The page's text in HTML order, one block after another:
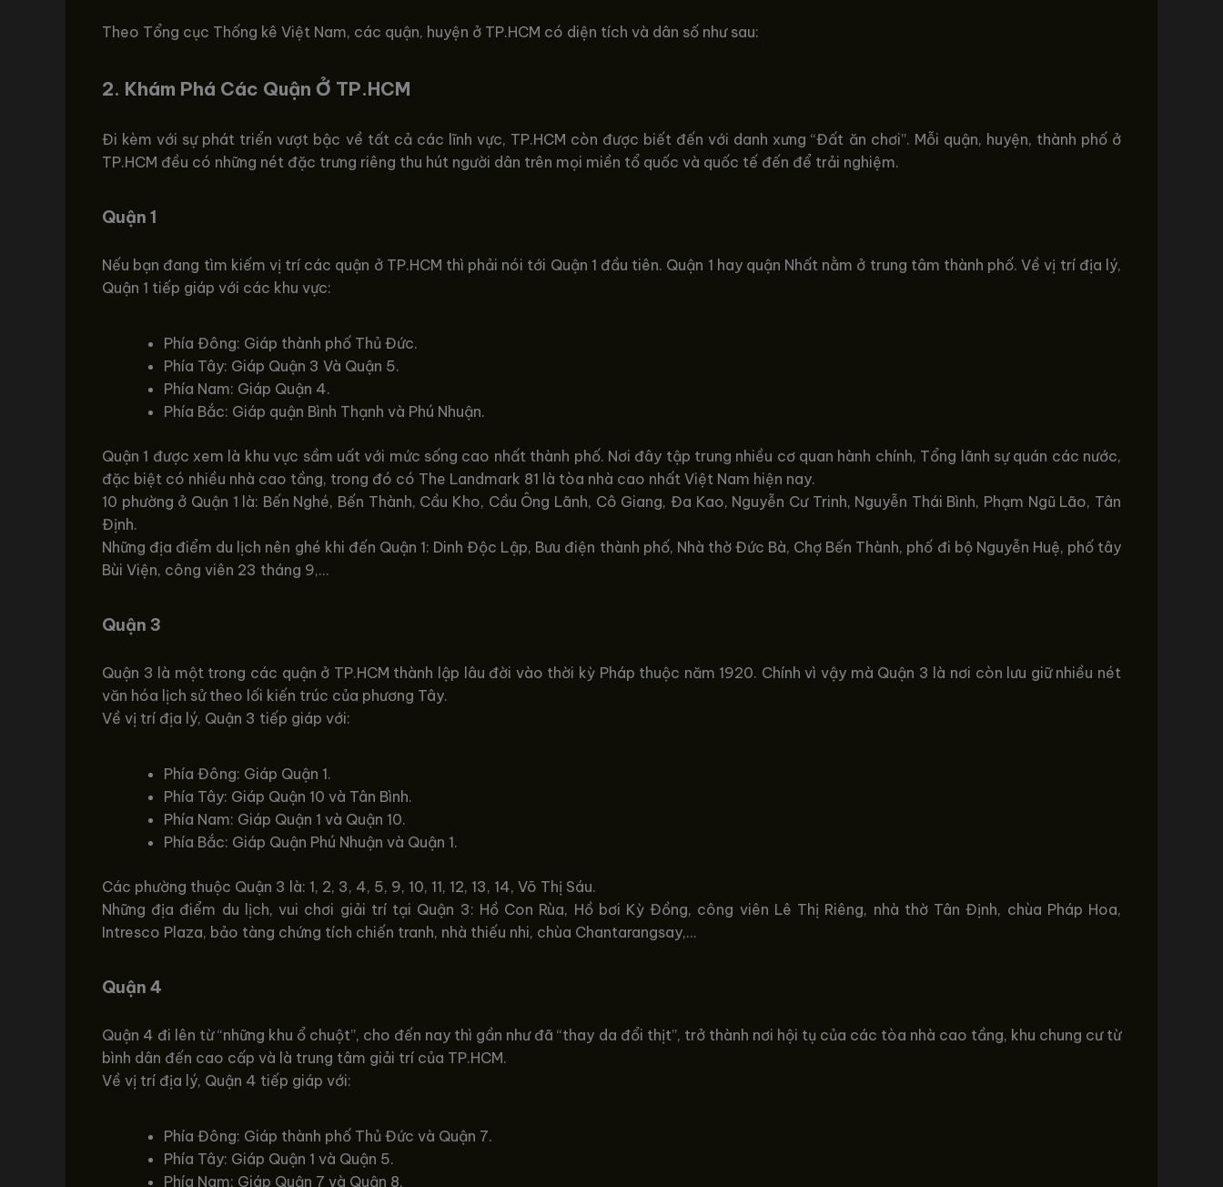
Theo Tổng cục Thống kê Việt Nam, các quận, huyện ở TP.HCM có diện tích và dân số như sau:
2. Khám Phá Các Quận Ở TP.HCM
Đi kèm với sự phát triển vượt bậc về tất cả các lĩnh vực, TP.HCM còn được biết đến với danh xưng “Đất ăn chơi”. Mỗi quận, huyện, thành phố ở
TP.HCM đều có những nét đặc trưng riêng thu hút người dân trên mọi miền tổ quốc và quốc tế đến để trải nghiệm.
Quận 1
Nếu bạn đang tìm kiếm vị trí các quận ở TP.HCM thì phải nói tới Quận 1 đầu tiên. Quận 1 hay quận Nhất nằm ở trung tâm thành phố. Về vị trí địa lý,
Quận 1 tiếp giáp với các khu vực:
Phía Đông: Giáp thành phố Thủ Đức.
Phía Tây: Giáp Quận 3 Và Quận 5.
Phía Nam: Giáp Quận 4.
Phía Bắc: Giáp quận Bình Thạnh và Phú Nhuận.
Quận 1 được xem là khu vực sầm uất với mức sống cao nhất thành phố. Nơi đây tập trung nhiều cơ quan hành chính, Tổng lãnh sự quán các nước,
đặc biệt có nhiều nhà cao tầng, trong đó có The Landmark 81 là tòa nhà cao nhất Việt Nam hiện nay.
10 phường ở Quận 1 là: Bến Nghé, Bến Thành, Cầu Kho, Cầu Ông Lãnh, Cô Giang, Đa Kao, Nguyễn Cư Trinh, Nguyễn Thái Bình, Phạm Ngũ Lão, Tân
Định.
Những địa điểm du lịch nên ghé khi đến Quận 1: Dinh Độc Lập, Bưu điện thành phố, Nhà thờ Đức Bà, Chợ Bến Thành, phố đi bộ Nguyễn Huệ, phố tây
Bùi Viện, công viên 23 tháng 9,…
Quận 3
Quận 3 là một trong các quận ở TP.HCM thành lập lâu đời vào thời kỳ Pháp thuộc năm 1920. Chính vì vậy mà Quận 3 là nơi còn lưu giữ nhiều nét
văn hóa lịch sử theo lối kiến trúc của phương Tây.
Về vị trí địa lý, Quận 3 tiếp giáp với:
Phía Đông: Giáp Quận 1.
Phía Tây: Giáp Quận 10 và Tân Bình.
Phía Nam: Giáp Quận 1 và Quận 10.
Phía Bắc: Giáp Quận Phú Nhuận và Quận 1.
Các phường thuộc Quận 3 là: 1, 2, 3, 4, 5, 9, 10, 11, 12, 13, 14, Võ Thị Sáu.
Những địa điểm du lịch, vui chơi giải trí tại Quận 3: Hồ Con Rùa, Hồ bơi Kỳ Đồng, công viên Lê Thị Riêng, nhà thờ Tân Định, chùa Pháp Hoa,
Intresco Plaza, bảo tàng chứng tích chiến tranh, nhà thiếu nhi, chùa Chantarangsay,…
Quận 4
Quận 4 đi lên từ “những khu ổ chuột”, cho đến nay thì gần như đã “thay da đổi thịt”, trở thành nơi hội tụ của các tòa nhà cao tầng, khu chung cư từ
bình dân đến cao cấp và là trung tâm giải trí của TP.HCM.
Về vị trí địa lý, Quận 4 tiếp giáp với:
Phía Đông: Giáp thành phố Thủ Đức và Quận 7.
Phía Tây: Giáp Quận 1 và Quận 5.
Phía Nam: Giáp Quận 7 và Quận 8.